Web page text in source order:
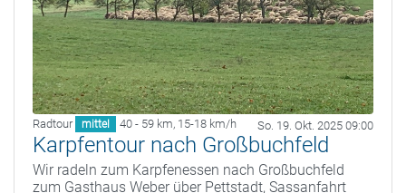
Radtour mittel 40 - 59 km, 15-18 km/h So. 19. Okt. 2025 09:00
Karpfentour nach Großbuchfeld
Wir radeln zum Karpfenessen nach Großbuchfeld
zum Gasthaus Weber über Pettstadt, Sassanfahrt